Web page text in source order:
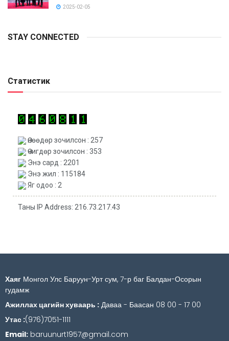
2025-02-05
STAY CONNECTED
Статистик
Өнөөдөр зочилсон : 257
Өчигдөр зочилсон : 353
Энэ сард : 2201
Энэ жил : 115184
Яг одоо : 2
Таны IP Address: 216.73.217.43
Хаяг Монгол Улс Баруун-Урт сум, 7-р баг Балдан-Осорын
гудамж
Ажиллах цагийн хуваарь : Даваа - Баасан 08 00 - 17 00
Утас :(976)7051-1111
Email: baruunurt1957@gmail.com